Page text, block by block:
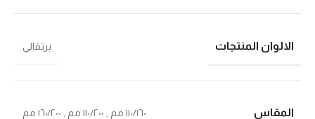
الالوان المنتجات برتقالي
المقاس ١١٠/١٦٠ ﻣﻢ ١١٠/٢٠٠ مم ١٦٠/٢٠٠ مم